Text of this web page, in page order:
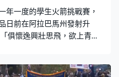
年一度的學生火箭挑戰賽，
日前在阿拉巴馬州發射升
俱懷逸興壯思飛，欲上青天
時段，當地周五下午，為期